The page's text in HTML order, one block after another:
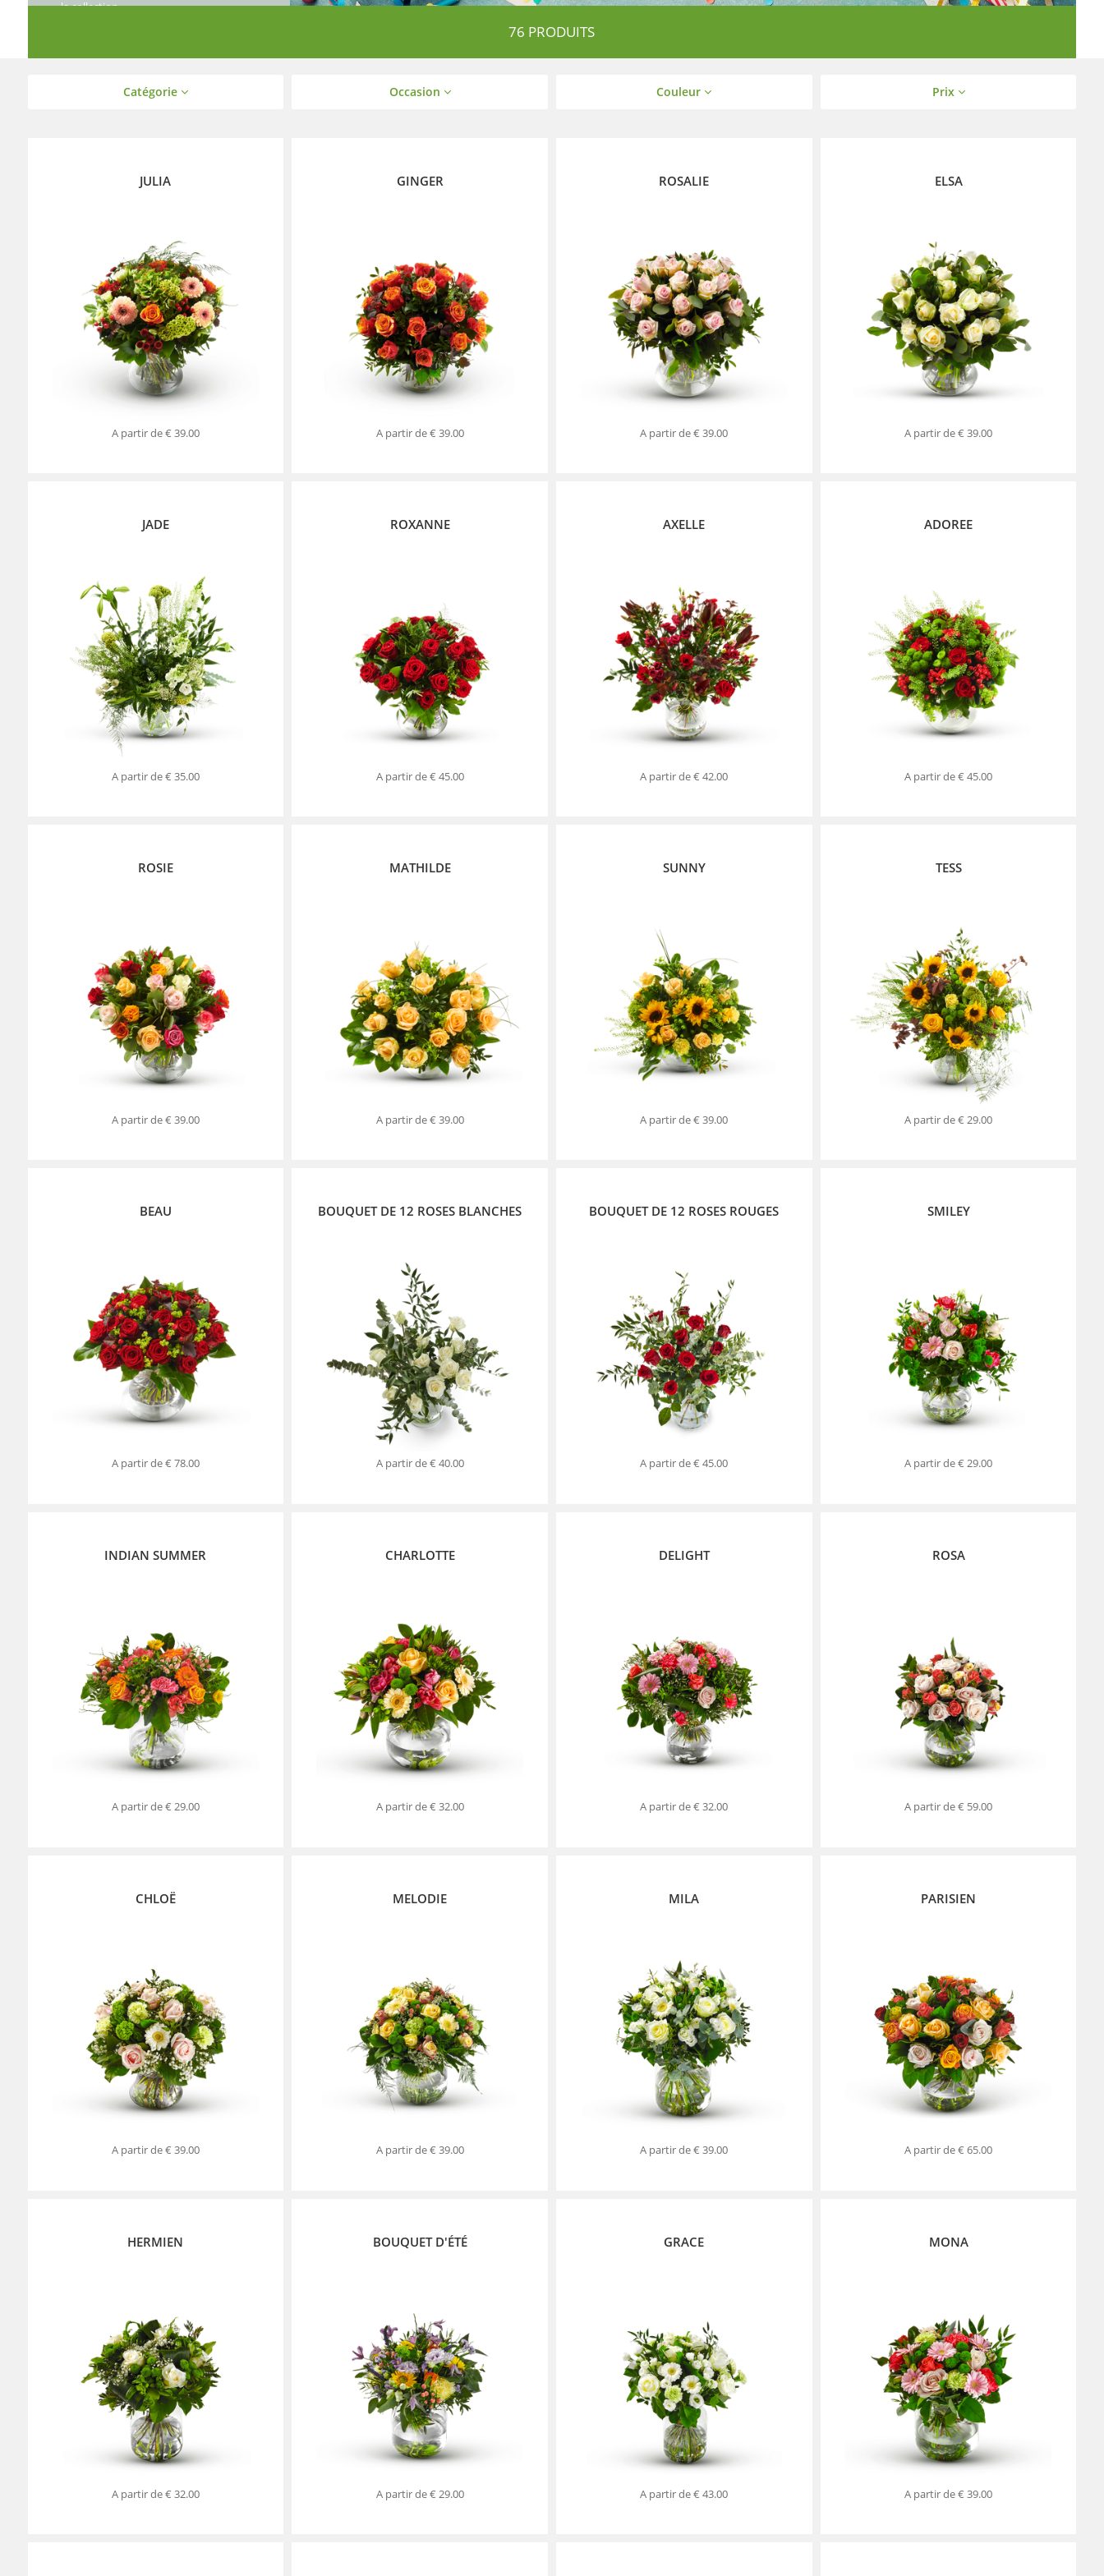
la collection.
76 PRODUITS
Catégorie Occasion Couleur Prix
JULIA
A partir de€ 39.00
GINGER
A partir de€ 39.00
ROSALIE
A partir de€ 39.00
ELSA
A partir de€ 39.00
JADE
A partir de€ 35.00
ROXANNE
A partir de€ 45.00
AXELLE
A partir de€ 42.00
ADOREE
A partir de€ 45.00
ROSIE
A partir de€ 39.00
MATHILDE
A partir de€ 39.00
SUNNY
A partir de€ 39.00
TESS
A partir de€ 29.00
BEAU
A partir de€ 78.00
BOUQUET DE 12 ROSES BLANCHES
A partir de€ 40.00
BOUQUET DE 12 ROSES ROUGES
A partir de€ 45.00
SMILEY
A partir de€ 29.00
INDIAN SUMMER
A partir de€ 29.00
CHARLOTTE
A partir de€ 32.00
DELIGHT
A partir de€ 32.00
ROSA
A partir de€ 59.00
CHLOË
A partir de€ 39.00
MELODIE
A partir de€ 39.00
MILA
A partir de€ 39.00
PARISIEN
A partir de€ 65.00
HERMIEN
A partir de€ 32.00
BOUQUET D'ÉTÉ
A partir de€ 29.00
GRACE
A partir de€ 43.00
MONA
A partir de€ 39.00